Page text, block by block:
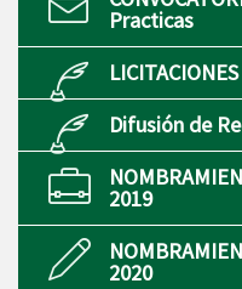
Practicas
Difusión de
2019
2020